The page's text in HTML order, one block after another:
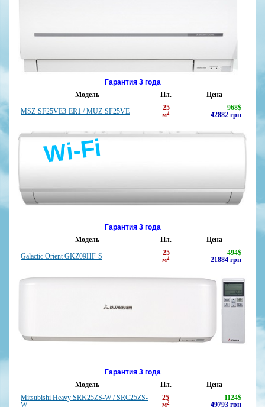
Гарантия 3 года
Модель
Пл.
Цена
MSZ-SF25VE3-ER1 / MUZ-SF25VE
25
м2
968$
42882 грн
Wi-Fi
Гарантия 3 года
Модель
Пл.
Цена
Galactic Orient GKZ09HF-S
25
м2
494$
21884 грн
Гарантия 3 года
Модель
Пл.
Цена
Mitsubishi Heavy SRK25ZS-W / SRC25ZS-
W
25
м2
1124$
49793 грн